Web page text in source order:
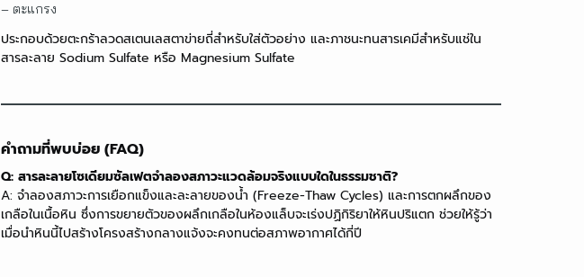
– ตะแกรง
ประกอบด้วยตะกร้าลวดสเตนเลสตาข่ายถี่สำหรับใส่ตัวอย่าง และภาชนะทนสารเคมีสำหรับแช่ใน
สารละลาย Sodium Sulfate หรือ Magnesium Sulfate
คำถามที่พบบ่อย (FAQ)
Q: สารละลายโซเดียมซัลเฟตจำลองสภาวะแวดล้อมจริงแบบใดในธรรมชาติ?
A: จำลองสภาวะการเยือกแข็งและละลายของน้ำ (Freeze-Thaw Cycles) และการตกผลึกของ
เกลือในเนื้อหิน ซึ่งการขยายตัวของผลึกเกลือในห้องแล็บจะเร่งปฏิกิริยาให้หินปริแตก ช่วยให้รู้ว่า
เมื่อนำหินนี้ไปสร้างโครงสร้างกลางแจ้งจะคงทนต่อสภาพอากาศได้กี่ปี